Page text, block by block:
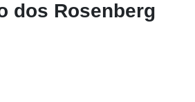
dos Rosenberg